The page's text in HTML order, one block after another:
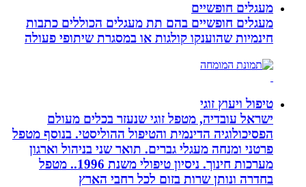
מעגלים חופשיים
מעגלים חופשיים בהם תת מעגלים הכוללים כתבות
חינמיות שהוענקו קולגות או במסגרת שיתופי פעולה
טיפול ויעוץ זוגי
ישראל עובדיה, מטפל זוגי שנעזר בכלים מעולם
הפסיכולוגיה הדינמית והטיפול ההוליסטי. בנוסף מטפל
פרטני ומנחה מעגלי גברים. תואר שני בניהול וארגון
מערכות חינוך. ניסיון טיפולי משנת 1996.. מטפל
בחדרה ונותן שרות בזום לכל רחבי הארץ